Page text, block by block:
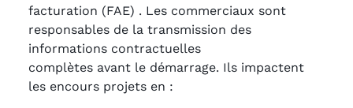
facturation (FAE) . Les commerciaux sont
responsables de la transmission des
informations contractuelles
complètes avant le démarrage. Ils impactent
les encours projets en :